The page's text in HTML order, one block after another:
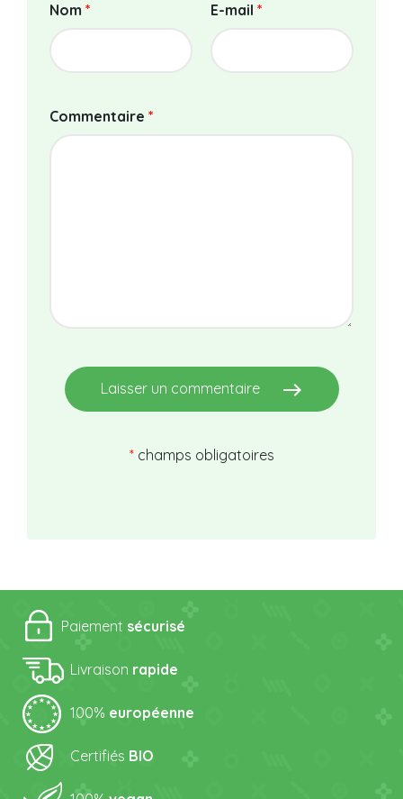
Nom * E-mail *
Commentaire *
Laisser un commentaire east
* champs obligatoires
Paiement sécurisé
Livraison rapide
100% européenne
Certifiés BIO